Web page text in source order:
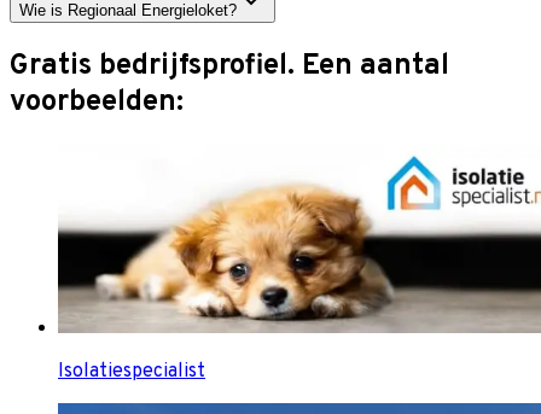
Wie is Regionaal Energieloket?
Gratis bedrijfsprofiel. Een aantal
voorbeelden:
Isolatiespecialist